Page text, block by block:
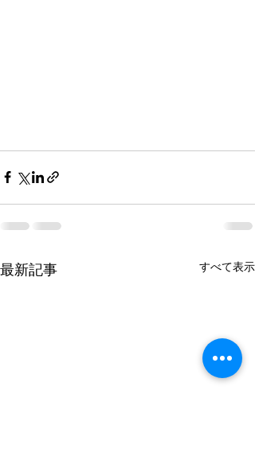
最新記事 すべて表示